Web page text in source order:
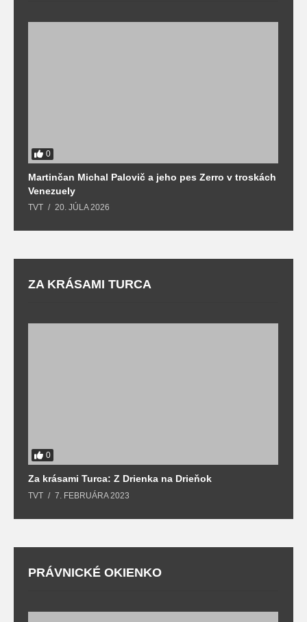
0
Martinčan Michal Palovič a jeho pes Zerro v troskách
Venezuely
TVT 20. JÚLA 2026
ZA KRÁSAMI TURCA
0
Za krásami Turca: Z Drienka na Drieňok
TVT 7. FEBRUÁRA 2023
PRÁVNICKÉ OKIENKO